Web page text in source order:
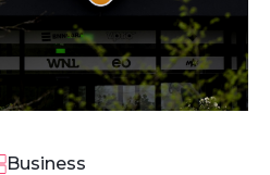
Business